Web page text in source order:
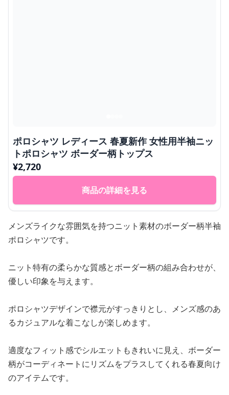
ポロシャツ レディース 春夏新作 女性用半袖ニッ
トポロシャツ ボーダー柄トップス
¥2,720
商品の詳細を見る
メンズライクな雰囲気を持つニット素材のボーダー柄半袖
ポロシャツです。
ニット特有の柔らかな質感とボーダー柄の組み合わせが、
優しい印象を与えます。
ポロシャツデザインで襟元がすっきりとし、メンズ感のあ
るカジュアルな着こなしが楽しめます。
適度なフィット感でシルエットもきれいに見え、ボーダー
柄がコーディネートにリズムをプラスしてくれる春夏向け
のアイテムです。